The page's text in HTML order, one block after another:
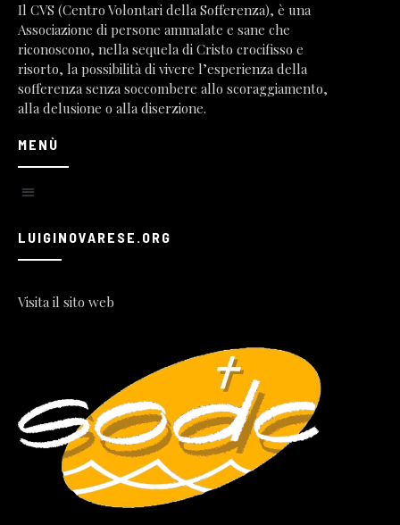
Il CVS (Centro Volontari della Sofferenza), è una
Associazione di persone ammalate e sane che
riconoscono, nella sequela di Cristo crocifisso e
risorto, la possibilità di vivere l’esperienza della
sofferenza senza soccombere allo scoraggiamento,
alla delusione o alla diserzione.
MENÙ
LUIGINOVARESE.ORG
Visita il sito web